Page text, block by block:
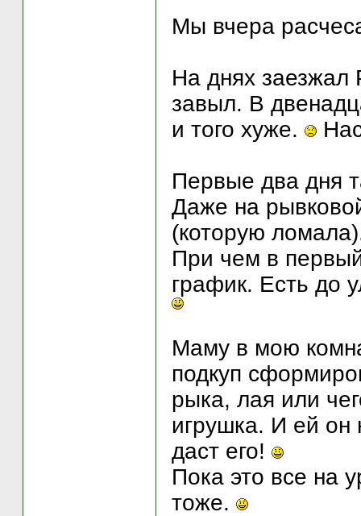
Мы вчера
На днях заезжал
завыл. В
и того хуже.
Первые два дня
Даже на
(которую
При чем в
график. Есть до
Маму в мою
подкуп
рыка, лая или
игрушка. И ей он
даст его!
Пока это все на
тоже.